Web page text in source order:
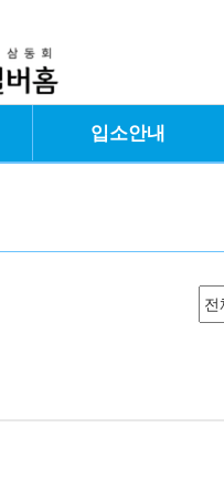
입소안내